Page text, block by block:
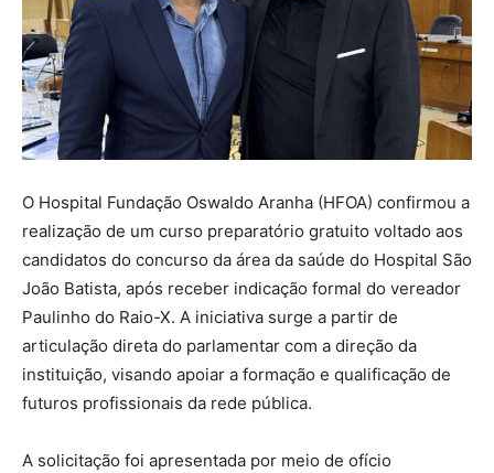
O Hospital Fundação Oswaldo Aranha (HFOA) confirmou a
realização de um curso preparatório gratuito voltado aos
candidatos do concurso da área da saúde do Hospital São
João Batista, após receber indicação formal do vereador
Paulinho do Raio-X. A iniciativa surge a partir de
articulação direta do parlamentar com a direção da
instituição, visando apoiar a formação e qualificação de
futuros profissionais da rede pública.
A solicitação foi apresentada por meio de ofício